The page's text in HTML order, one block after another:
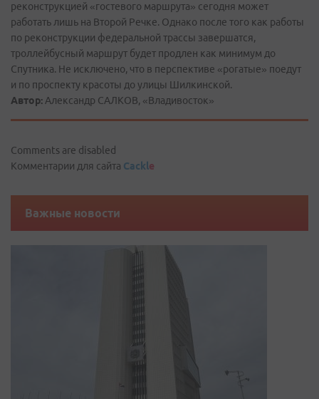
реконструкцией «гостевого маршрута» сегодня может
работать лишь на Второй Речке. Однако после того как работы
по реконструкции федеральной трассы завершатся,
троллейбусный маршрут будет продлен как минимум до
Спутника. Не исключено, что в перспективе «рогатые» поедут
и по проспекту красоты до улицы Шилкинской.
Автор: Александр САЛКОВ, «Владивосток»
Comments are disabled
Комментарии для сайта Cackle
Важные новости